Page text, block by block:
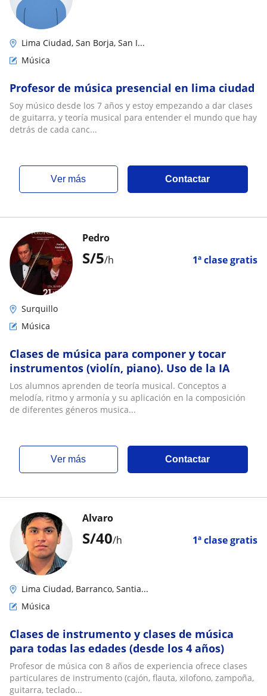
Lima Ciudad, San Borja, San I...
Música
Profesor de música presencial en lima ciudad
Soy músico desde los 7 años y estoy empezando a dar clases
de guitarra, y teoría musical para entender el mundo que hay
detrás de cada canc...
ver más Contactar
S/5/h 1ª clase gratis
Pedro
Surquillo
Música
Clases de música para componer y tocar
instrumentos (violín, piano). Uso de la IA
Los alumnos aprenden de teoría musical. Conceptos a
melodía, ritmo y armonía y su aplicación en la composición
de diferentes géneros musica...
ver más Contactar
S/40/h 1ª clase gratis
Alvaro
Lima Ciudad, Barranco, Santia...
Música
Clases de instrumento y clases de música
para todas las edades (desde los 4 años)
Profesor de música con 8 años de experiencia ofrece clases
particulares de instrumento (cajón, flauta, xilofono, zampoña,
guitarra, teclado...